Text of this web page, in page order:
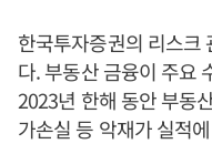
한국투자증권의 리스크
다. 부동산 금융이 주요
2023년 한해 동안 부동
가손실 등 악재가 실적